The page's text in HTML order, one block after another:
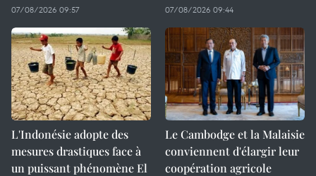
07/08/2026 09:57 07/08/2026 09:44
L'Indonésie adopte des
mesures drastiques face à
un puissant phénomène El
Le Cambodge et la Malaisie
conviennent d'élargir leur
coopération agricole